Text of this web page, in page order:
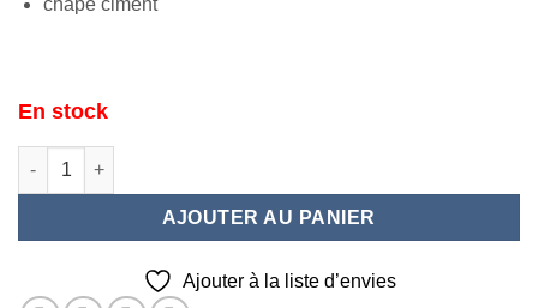
En stock
quantité de Mortier Colle Gris gamme PERFORMANCE
AJOUTER AU PANIER
Ajouter à la liste d’envies